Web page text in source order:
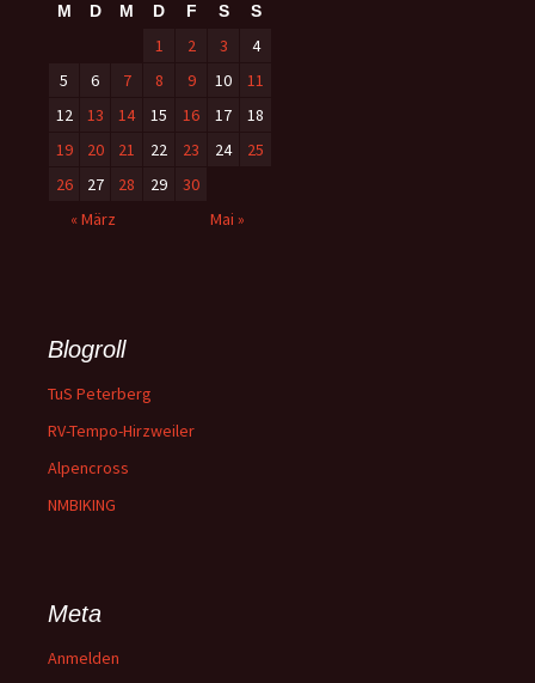
M D M D F S S
1 2 3
4
5
6 7 8 9 10
11
12
13 14 15 16 17
18
19
20 21 22 23 24
25
26
27 28 29
30
« März
Mai »
Blogroll
TuS Peterberg
RV-Tempo-Hirzweiler
Alpencross
NMBIKING
Meta
Anmelden